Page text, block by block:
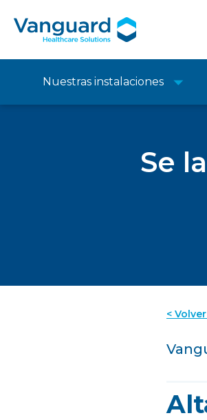
Nuestras instalaciones
Se
<